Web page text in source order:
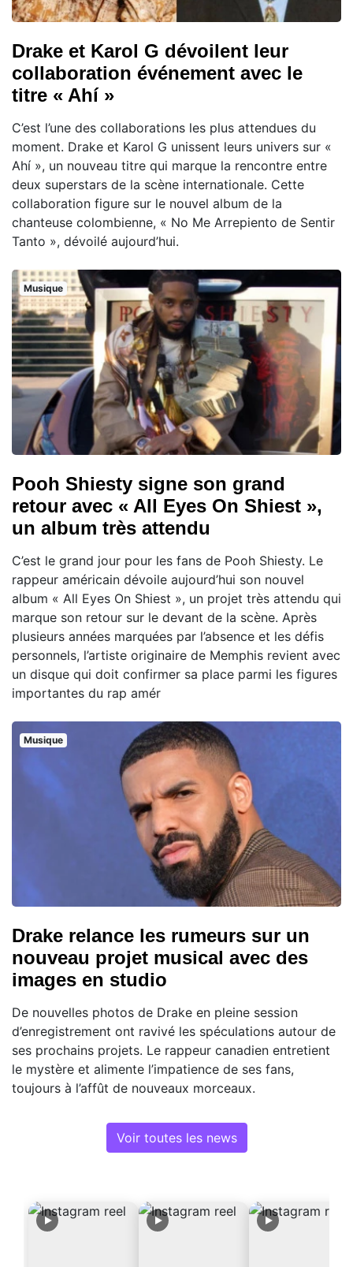
Drake et Karol G dévoilent leur
collaboration événement avec le
titre « Ahí »
C’est l’une des collaborations les plus attendues du
moment. Drake et Karol G unissent leurs univers sur «
Ahí », un nouveau titre qui marque la rencontre entre
deux superstars de la scène internationale. Cette
collaboration figure sur le nouvel album de la
chanteuse colombienne, « No Me Arrepiento de Sentir
Tanto », dévoilé aujourd’hui.
Musique
Pooh Shiesty signe son grand
retour avec « All Eyes On Shiest »,
un album très attendu
C’est le grand jour pour les fans de Pooh Shiesty. Le
rappeur américain dévoile aujourd’hui son nouvel
album « All Eyes On Shiest », un projet très attendu qui
marque son retour sur le devant de la scène. Après
plusieurs années marquées par l’absence et les défis
personnels, l’artiste originaire de Memphis revient avec
un disque qui doit confirmer sa place parmi les figures
importantes du rap amér
Musique
Drake relance les rumeurs sur un
nouveau projet musical avec des
images en studio
De nouvelles photos de Drake en pleine session
d’enregistrement ont ravivé les spéculations autour de
ses prochains projets. Le rappeur canadien entretient
le mystère et alimente l’impatience de ses fans,
toujours à l’affût de nouveaux morceaux.
Voir toutes les news